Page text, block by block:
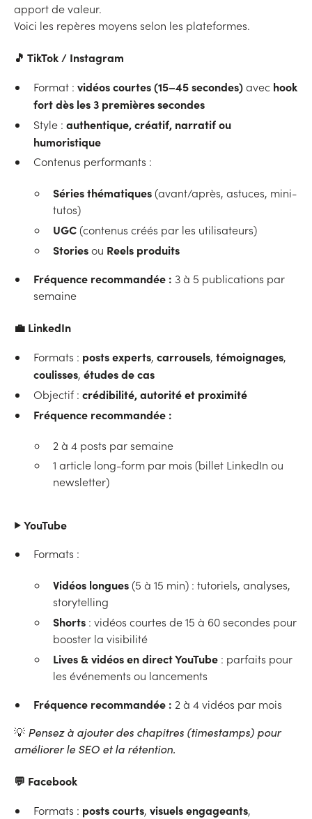
apport de valeur.
Voici les repères moyens selon les plateformes.
🎵 TikTok / Instagram
Format : vidéos courtes (15–45 secondes)avec hook
fort dès les 3 premières secondes
Style : authentique, créatif, narratif ou
humoristique
Contenus performants :
Séries thématiques(avant/après, astuces, mini-
tutos)
UGC(contenus créés par les utilisateurs)
Storiesou Reels produits
Fréquence recommandée : 3 à 5 publications par
semaine
💼 LinkedIn
Formats : posts experts, carrousels, témoignages,
coulisses, études de cas
Objectif : crédibilité, autorité et proximité
Fréquence recommandée :
2 à 4 posts par semaine
1 article long-form par mois (billet LinkedIn ou
newsletter)
▶️YouTube
Formats :
Vidéos longues(5 à 15 min) : tutoriels, analyses,
storytelling
Shorts : vidéos courtes de 15 à 60 secondes pour
booster la visibilité
Lives & vidéos en direct YouTube : parfaits pour
les événements ou lancements
Fréquence recommandée : 2 à 4 vidéos par mois
💡 Pensez à ajouter des chapitres (timestamps) pour
améliorer le SEO et la rétention.
💬 Facebook
Formats : posts courts, visuels engageants,